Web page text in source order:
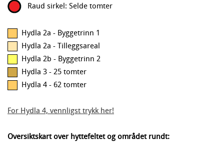
Raud sirkel: Selde tomter
Hydla 2a - Byggetrinn 1
Hydla 2a - Tilleggsareal
Hydla 2b - Byggetrinn 2
Hydla 3 - 25 tomter
Hydla 4 - 62 tomter
For Hydla 4, vennligst trykk her!
Oversiktskart over hyttefeltet og området rundt: